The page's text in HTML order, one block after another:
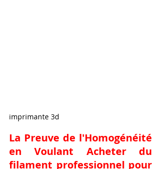
imprimante 3d
La Preuve de l'Homogénéité
en Voulant Acheter du
filament professionnel pour